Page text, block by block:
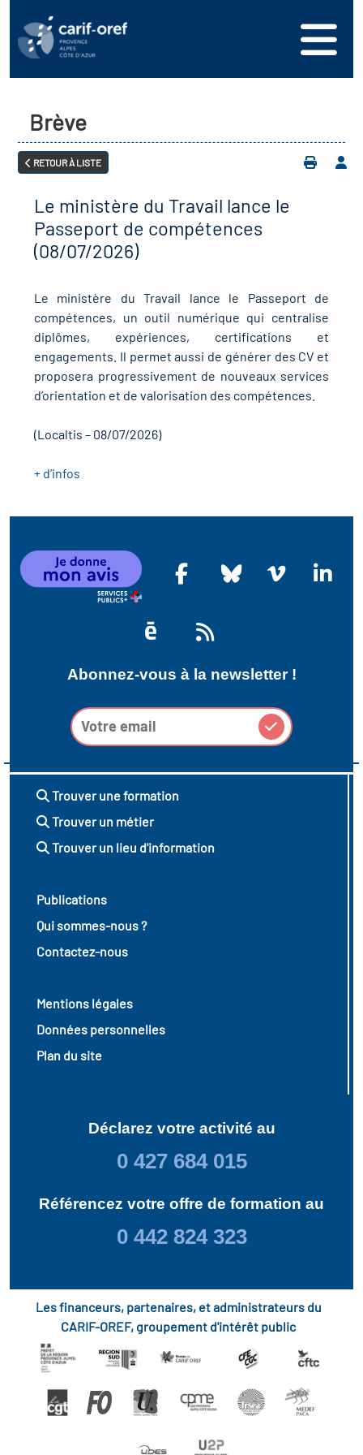
formation
de l'offre de
en région
en santé et sécurité au
les métiers
clés métiers et
lieu d'information ou
des territoires (Kit
DDETS)
Partenariale de la
Régional d’Observation
des métiers en
de l'Economie
du secteur sanitaire
emploi-formation
des transitions
de construction)
des secteurs
connecter
votre offre de
Brève
RETOUR À LISTE
Le ministère du Travail lance le
Passeport de compétences
(08/07/2026)
Le ministère du Travail lance le Passeport de
compétences, un outil numérique qui centralise
diplômes, expériences, certifications et
engagements. Il permet aussi de générer des CV et
proposera progressivement de nouveaux services
d’orientation et de valorisation des compétences.
(Localtis – 08/07/2026)
+ d’infos
Abonnez-vous à la newsletter !
Trouver une formation
Trouver un métier
Trouver un lieu d'information
Publications
Qui sommes-nous ?
Contactez-nous
Mentions légales
Données personnelles
Plan du site
Déclarez votre activité au
0 427 684 015
Référencez votre offre de formation au
0 442 824 323
Les financeurs, partenaires, et administrateurs du
CARIF-OREF, groupement d'intérêt public